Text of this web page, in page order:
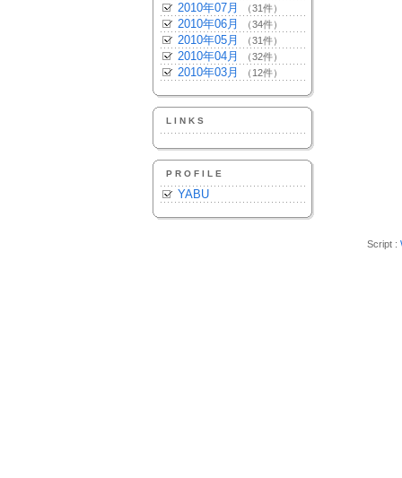
2010年07月 （31件）
2010年06月 （34件）
2010年05月 （31件）
2010年04月 （32件）
2010年03月 （12件）
LINKS
PROFILE
YABU
Script :